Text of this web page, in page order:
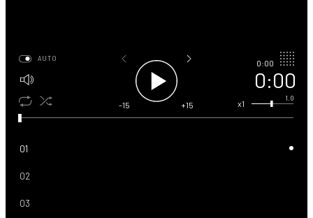
0:00
0:00
1.0
x1
-15 +15
AUTO
01
02
03